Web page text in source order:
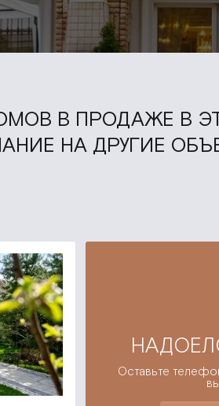
В ПРОДАЖЕ В
НА ДРУГИЕ
Оставьте